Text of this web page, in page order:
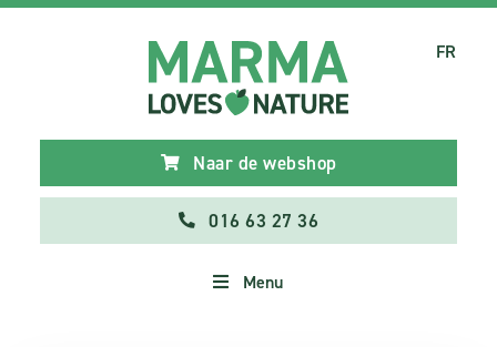
Naar de webshop
016 63 27 36
Menu
FR